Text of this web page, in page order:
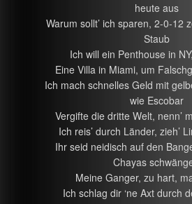
heute aus
Warum sollt’ ich sparen, 2-0-12
Staub
Ich will ein Penthouse in
Eine Villa in Miami, um
Ich mach schnelles Geld mit
wie Escobar
Vergifte die dritte Welt, nenn’
Ich reis’ durch Länder, zieh’
Ihr seid neidisch auf den
Chayas
Meine Ganger, zu hart,
Ich schlag dir ‘ne Axt durch